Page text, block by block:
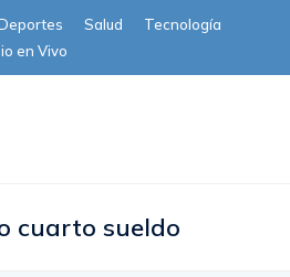
Salud
Tecnología
en Vivo
cuarto sueldo